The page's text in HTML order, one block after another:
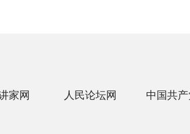
家网 人民论坛网 中国共